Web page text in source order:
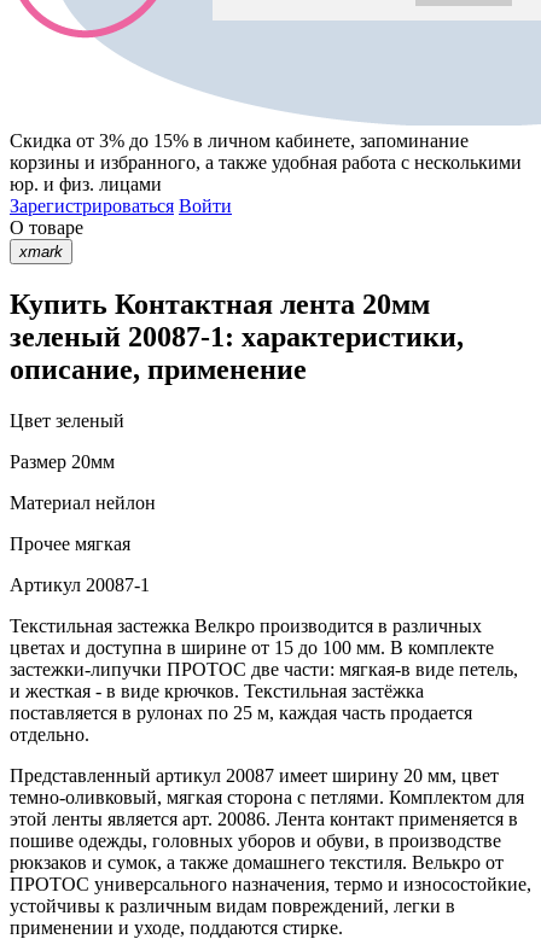
Скидка от 3% до 15% в личном кабинете, запоминание
корзины и избранного, а также удобная работа с несколькими
юр. и физ. лицами
Зарегистрироваться Войти
О товаре
xmark
Купить Контактная лента 20мм
зеленый 20087-1: характеристики,
описание, применение
Цвет зеленый
Размер 20мм
Материал нейлон
Прочее мягкая
Артикул 20087-1
Текстильная застежка Велкро производится в различных
цветах и доступна в ширине от 15 до 100 мм. В комплекте
застежки-липучки ПРОТОС две части: мягкая-в виде петель,
и жесткая - в виде крючков. Текстильная застёжка
поставляется в рулонах по 25 м, каждая часть продается
отдельно.
Представленный артикул 20087 имеет ширину 20 мм, цвет
темно-оливковый, мягкая сторона с петлями. Комплектом для
этой ленты является арт. 20086. Лента контакт применяется в
пошиве одежды, головных уборов и обуви, в производстве
рюкзаков и сумок, а также домашнего текстиля. Велькро от
ПРОТОС универсального назначения, термо и износостойкие,
устойчивы к различным видам повреждений, легки в
применении и уходе, поддаются стирке.